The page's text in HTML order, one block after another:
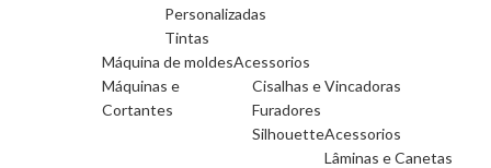
Personalizadas
Tintas
Máquina de moldesAcessorios
Máquinas e
Cortantes
Cisalhas e Vincadoras
Furadores
SilhouetteAcessorios
Lâminas e Canetas